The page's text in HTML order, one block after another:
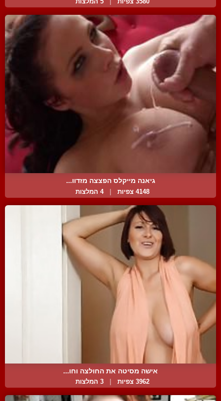
גיאנה מייקלס הפצצה מזדוו...
4148 צפיות | 4 המלצות
אישה מסיטה את החולצה וחו...
3962 צפיות 3 המלצות